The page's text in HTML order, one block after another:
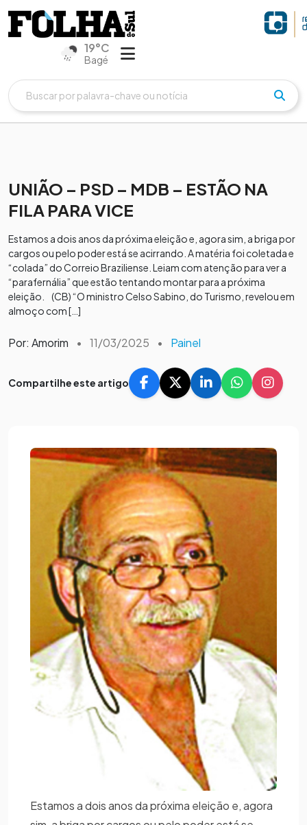
19°C
Bagé
UNIÃO – PSD – MDB – ESTÃO NA
FILA PARA VICE
Estamos a dois anos da próxima eleição e, agora sim, a briga por
cargos ou pelo poder está se acirrando. A matéria foi coletada e
“colada” do Correio Braziliense. Leiam com atenção para ver a
“parafernália” que estão tentando montar para a próxima
eleição. (CB) “O ministro Celso Sabino, do Turismo, revelou em
almoço com […]
Por: Amorim • 11/03/2025 • Painel
Compartilhe este artigo
Estamos a dois anos da próxima eleição e, agora